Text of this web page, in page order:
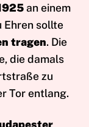
an einem
Ehren sollte
tragen. Die
die damals
zu
Tor entlang.